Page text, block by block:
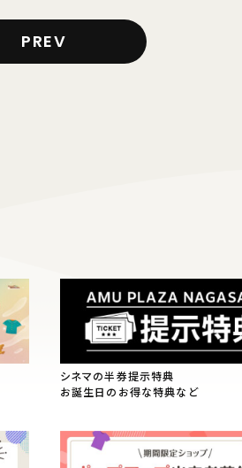
PREV
シネマの半券提示特典
お誕生日のお得な特典など